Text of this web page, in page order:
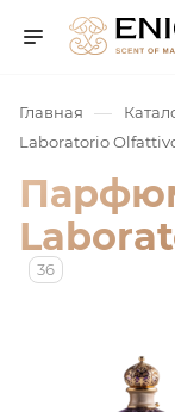
Главная —
Laboratorio
36